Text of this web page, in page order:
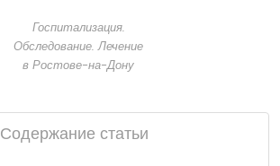
Госпитализация.
Обследование. Лечение
в Ростове-на-Дону
Содержание статьи